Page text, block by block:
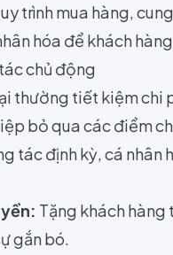
trình mua hàng,
hóa để khách
chủ động
thường tiết kiệm chi
bỏ qua các điểm
tác định kỳ, cá nhân
Tặng khách
gắn bó.